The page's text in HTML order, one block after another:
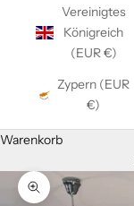
Vereinigtes
Königreich
(EUR €)
Zypern (EUR
€)
Warenkorb
Bild vergrößern